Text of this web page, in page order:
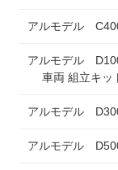
アルモデル
アルモデル
車両 組立キッ
アルモデル
アルモデル